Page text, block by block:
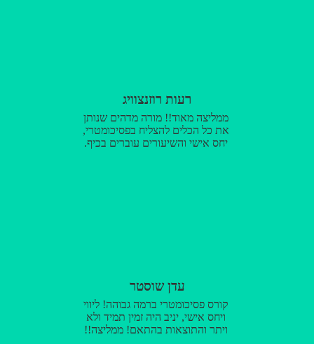
רעות רוזנצוויג
ממליצה מאוד!! מורה מדהים שנותן
את כל הכלים להצליח בפסיכומטרי,
יחס אישי והשיעורים עוברים בכיף.
עדן שוסטר
קורס פסיכומטרי ברמה גבוהה! ליווי
ויחס אישי, יניב היה זמין תמיד ולא
ויתר והתוצאות בהתאם! ממליצה!!